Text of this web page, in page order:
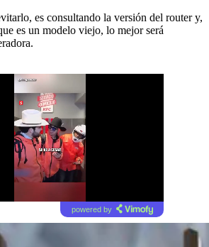
es consultando la versión del router y,
es un modelo viejo, lo mejor será
powered by